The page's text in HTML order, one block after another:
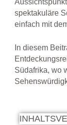
spektakuläre
einfach mit
In diesem
Südafrika, wo